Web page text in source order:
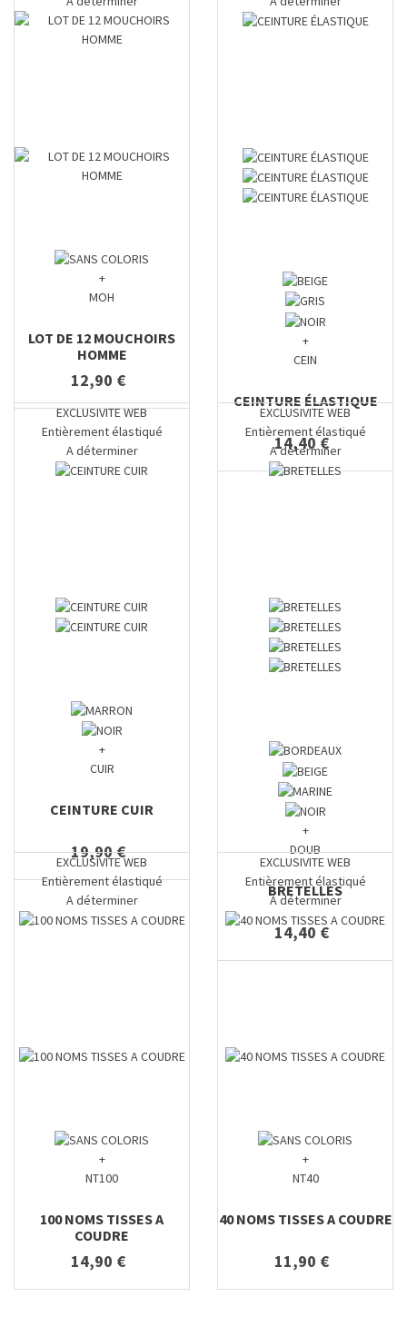
+
MOH
LOT DE 12 MOUCHOIRS
HOMME
12,90 €
+
CEIN
CEINTURE ÉLASTIQUE
14,40 €
EXCLUSIVITE WEB
Entièrement élastiqué
A déterminer
+
CUIR
CEINTURE CUIR
19,90 €
EXCLUSIVITE WEB
Entièrement élastiqué
A déterminer
+
DOUB
BRETELLES
14,40 €
EXCLUSIVITE WEB
Entièrement élastiqué
A déterminer
+
NT100
100 NOMS TISSES A
COUDRE
14,90 €
EXCLUSIVITE WEB
Entièrement élastiqué
A déterminer
+
NT40
40 NOMS TISSES A COUDRE
11,90 €